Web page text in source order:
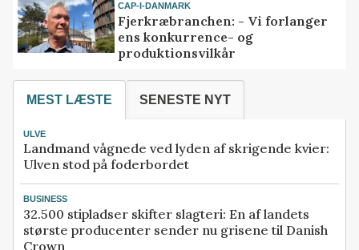
CAP-I-DANMARK
Fjerkræbranchen: - Vi forlanger
ens konkurrence- og
produktionsvilkår
MEST LÆSTE SENESTE NYT
ULVE
Landmand vågnede ved lyden af skrigende kvier:
Ulven stod på foderbordet
BUSINESS
32.500 stipladser skifter slagteri: En af landets
største producenter sender nu grisene til Danish
Crown